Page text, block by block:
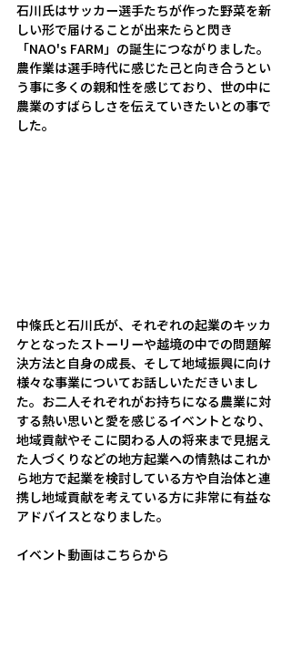
石川氏はサッカー選手たちが作った野菜を新
しい形で届けることが出来たらと閃き
「NAO's FARM」の誕生につながりました。
農作業は選手時代に感じた己と向き合うとい
う事に多くの親和性を感じており、世の中に
農業のすばらしさを伝えていきたいとの事で
した。
中條氏と石川氏が、それぞれの起業のキッカ
ケとなったストーリーや越境の中での問題解
決方法と自身の成長、そして地域振興に向け
様々な事業についてお話しいただきいまし
た。お二人それぞれがお持ちになる農業に対
する熱い思いと愛を感じるイベントとなり、
地域貢献やそこに関わる人の将来まで見据え
た人づくりなどの地方起業への情熱はこれか
ら地方で起業を検討している方や自治体と連
携し地域貢献を考えている方に非常に有益な
アドバイスとなりました。
イベント動画はこちらから